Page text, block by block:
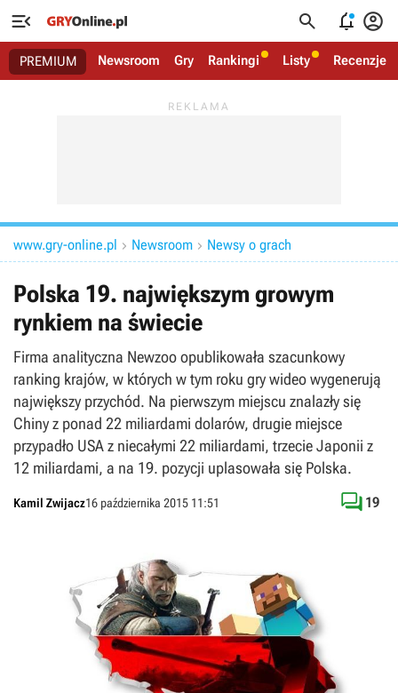
   
PREMIUM Newsroom Gry Rankingi Listy Recenzje
www.gry-online.pl  Newsroom  Newsy o grach
Polska 19. największym growym
rynkiem na świecie
Firma analityczna Newzoo opublikowała szacunkowy
ranking krajów, w których w tym roku gry wideo wygenerują
największy przychód. Na pierwszym miejscu znalazły się
Chiny z ponad 22 miliardami dolarów, drugie miejsce
przypadło USA z niecałymi 22 miliardami, trzecie Japonii z
12 miliardami, a na 19. pozycji uplasowała się Polska.
Kamil Zwijacz16 października 2015 11:51  19